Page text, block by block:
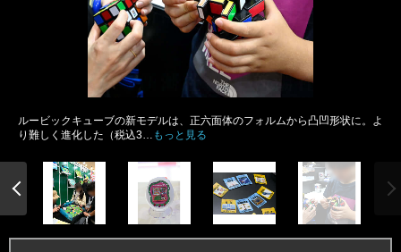
ルービックキューブの新モデルは、正六面体のフォルムから凸凹形状に。よ
り難しく進化した（税込3…
もっと見る